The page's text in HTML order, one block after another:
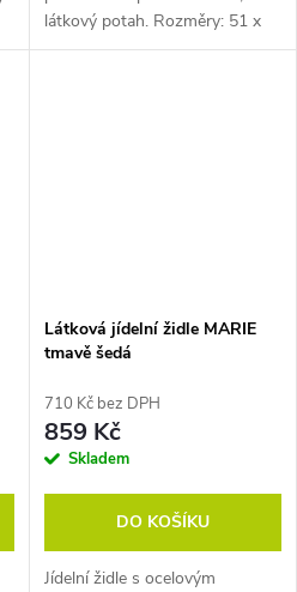
látkový potah. Rozměry: 51 x
45 x 86 cm (h x š x v). Tloušťka
Látková jídelní židle MARIE
tmavě šedá
710 Kč bez DPH
859 Kč
Skladem
DO KOŠÍKU
Jídelní židle s ocelovým